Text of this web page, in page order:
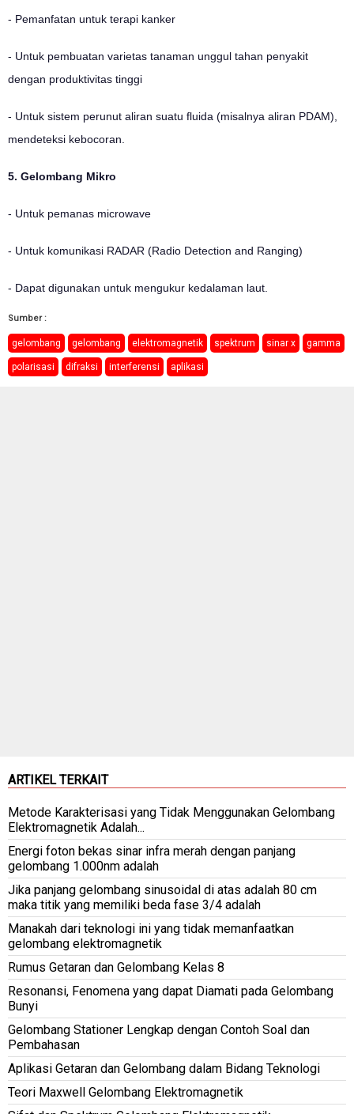
- Pemanfatan untuk terapi kanker
- Untuk pembuatan varietas tanaman unggul tahan penyakit
dengan produktivitas tinggi
- Untuk sistem perunut aliran suatu fluida (misalnya aliran PDAM),
mendeteksi kebocoran.
5. Gelombang Mikro
- Untuk pemanas microwave
- Untuk komunikasi RADAR (Radio Detection and Ranging)
- Dapat digunakan untuk mengukur kedalaman laut.
Sumber :
gelombang gelombang elektromagnetik spektrum sinar x gamma
polarisasi difraksi interferensi aplikasi
ARTIKEL TERKAIT
Metode Karakterisasi yang Tidak Menggunakan Gelombang
Elektromagnetik Adalah...
Energi foton bekas sinar infra merah dengan panjang
gelombang 1.000nm adalah
Jika panjang gelombang sinusoidal di atas adalah 80 cm
maka titik yang memiliki beda fase 3/4 adalah
Manakah dari teknologi ini yang tidak memanfaatkan
gelombang elektromagnetik
Rumus Getaran dan Gelombang Kelas 8
Resonansi, Fenomena yang dapat Diamati pada Gelombang
Bunyi
Gelombang Stationer Lengkap dengan Contoh Soal dan
Pembahasan
Aplikasi Getaran dan Gelombang dalam Bidang Teknologi
Teori Maxwell Gelombang Elektromagnetik